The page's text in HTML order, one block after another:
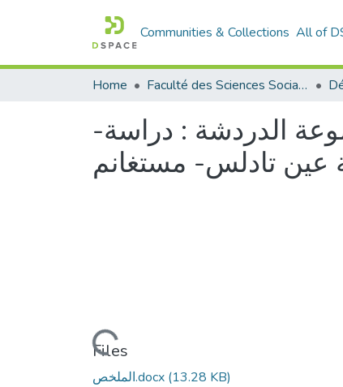
Communities & Collections All of
Home Faculté des Sciences Sociales
-الإتصال الداخلي في المؤسسات الإدارية واستخدام مجموعة الدردشة : دراسة
عين تادلس- مستغانم
Loading...
Files
الملخص.docx (13.28 KB)